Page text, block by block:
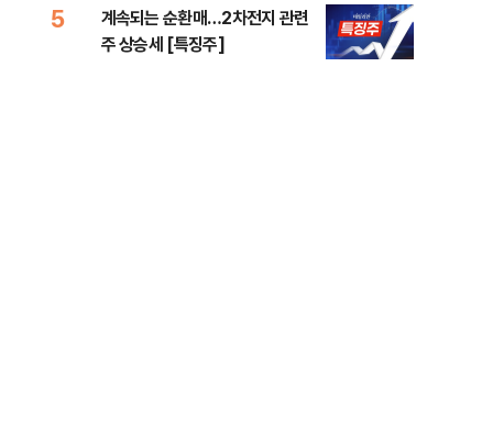
5
계속되는 순환매…2차전지 관련
주 상승세 [특징주]